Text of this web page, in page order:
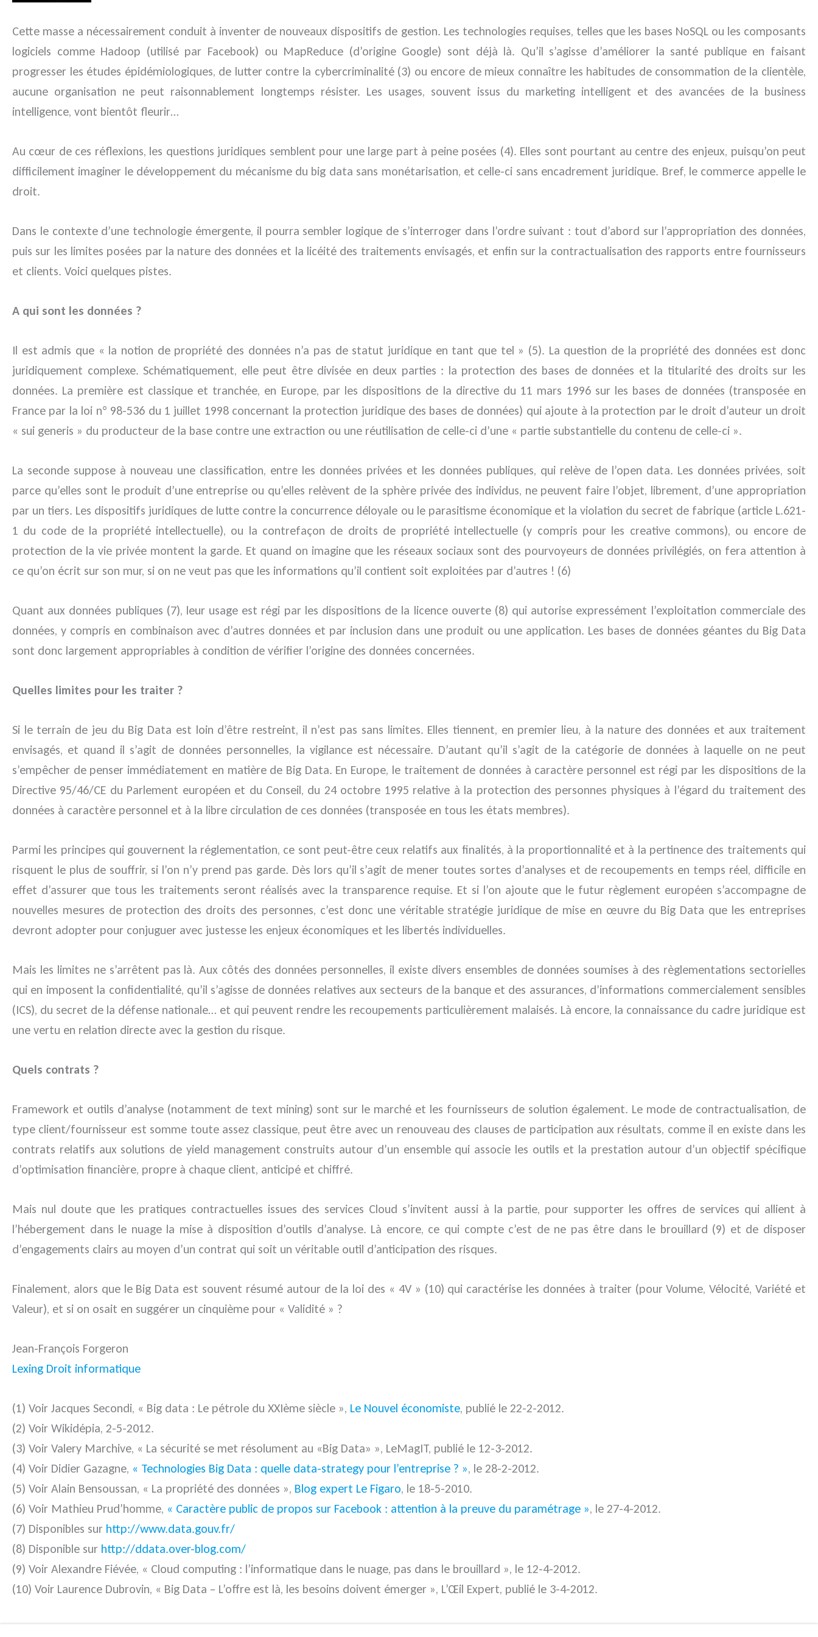
Cette masse a nécessairement conduit à inventer de nouveaux dispositifs de gestion. Les technologies requises, telles que les bases NoSQL ou les composants
logiciels comme Hadoop (utilisé par Facebook) ou MapReduce (d’origine Google) sont déjà là. Qu’il s’agisse d’améliorer la santé publique en faisant
progresser les études épidémiologiques, de lutter contre la cybercriminalité (3) ou encore de mieux connaître les habitudes de consommation de la clientèle,
aucune organisation ne peut raisonnablement longtemps résister. Les usages, souvent issus du marketing intelligent et des avancées de la business
intelligence, vont bientôt fleurir…
Au cœur de ces réflexions, les questions juridiques semblent pour une large part à peine posées (4). Elles sont pourtant au centre des enjeux, puisqu’on peut
difficilement imaginer le développement du mécanisme du big data sans monétarisation, et celle-ci sans encadrement juridique. Bref, le commerce appelle le
droit.
Dans le contexte d’une technologie émergente, il pourra sembler logique de s’interroger dans l’ordre suivant : tout d’abord sur l’appropriation des données,
puis sur les limites posées par la nature des données et la licéité des traitements envisagés, et enfin sur la contractualisation des rapports entre fournisseurs
et clients. Voici quelques pistes.
A qui sont les données ?
Il est admis que « la notion de propriété des données n’a pas de statut juridique en tant que tel » (5). La question de la propriété des données est donc
juridiquement complexe. Schématiquement, elle peut être divisée en deux parties : la protection des bases de données et la titularité des droits sur les
données. La première est classique et tranchée, en Europe, par les dispositions de la directive du 11 mars 1996 sur les bases de données (transposée en
France par la loi n° 98-536 du 1 juillet 1998 concernant la protection juridique des bases de données) qui ajoute à la protection par le droit d’auteur un droit
« sui generis » du producteur de la base contre une extraction ou une réutilisation de celle-ci d’une « partie substantielle du contenu de celle-ci ».
La seconde suppose à nouveau une classification, entre les données privées et les données publiques, qui relève de l’open data. Les données privées, soit
parce qu’elles sont le produit d’une entreprise ou qu’elles relèvent de la sphère privée des individus, ne peuvent faire l’objet, librement, d’une appropriation
par un tiers. Les dispositifs juridiques de lutte contre la concurrence déloyale ou le parasitisme économique et la violation du secret de fabrique (article L.621-
1 du code de la propriété intellectuelle), ou la contrefaçon de droits de propriété intellectuelle (y compris pour les creative commons), ou encore de
protection de la vie privée montent la garde. Et quand on imagine que les réseaux sociaux sont des pourvoyeurs de données privilégiés, on fera attention à
ce qu’on écrit sur son mur, si on ne veut pas que les informations qu’il contient soit exploitées par d’autres ! (6)
Quant aux données publiques (7), leur usage est régi par les dispositions de la licence ouverte (8) qui autorise expressément l’exploitation commerciale des
données, y compris en combinaison avec d’autres données et par inclusion dans une produit ou une application. Les bases de données géantes du Big Data
sont donc largement appropriables à condition de vérifier l’origine des données concernées.
Quelles limites pour les traiter ?
Si le terrain de jeu du Big Data est loin d’être restreint, il n’est pas sans limites. Elles tiennent, en premier lieu, à la nature des données et aux traitement
envisagés, et quand il s’agit de données personnelles, la vigilance est nécessaire. D’autant qu’il s’agit de la catégorie de données à laquelle on ne peut
s’empêcher de penser immédiatement en matière de Big Data. En Europe, le traitement de données à caractère personnel est régi par les dispositions de la
Directive 95/46/CE du Parlement européen et du Conseil, du 24 octobre 1995 relative à la protection des personnes physiques à l’égard du traitement des
données à caractère personnel et à la libre circulation de ces données (transposée en tous les états membres).
Parmi les principes qui gouvernent la réglementation, ce sont peut-être ceux relatifs aux finalités, à la proportionnalité et à la pertinence des traitements qui
risquent le plus de souffrir, si l’on n’y prend pas garde. Dès lors qu’il s’agit de mener toutes sortes d’analyses et de recoupements en temps réel, difficile en
effet d’assurer que tous les traitements seront réalisés avec la transparence requise. Et si l’on ajoute que le futur règlement européen s’accompagne de
nouvelles mesures de protection des droits des personnes, c’est donc une véritable stratégie juridique de mise en œuvre du Big Data que les entreprises
devront adopter pour conjuguer avec justesse les enjeux économiques et les libertés individuelles.
Mais les limites ne s’arrêtent pas là. Aux côtés des données personnelles, il existe divers ensembles de données soumises à des règlementations sectorielles
qui en imposent la confidentialité, qu’il s’agisse de données relatives aux secteurs de la banque et des assurances, d’informations commercialement sensibles
(ICS), du secret de la défense nationale… et qui peuvent rendre les recoupements particulièrement malaisés. Là encore, la connaissance du cadre juridique est
une vertu en relation directe avec la gestion du risque.
Quels contrats ?
Framework et outils d’analyse (notamment de text mining) sont sur le marché et les fournisseurs de solution également. Le mode de contractualisation, de
type client/fournisseur est somme toute assez classique, peut être avec un renouveau des clauses de participation aux résultats, comme il en existe dans les
contrats relatifs aux solutions de yield management construits autour d’un ensemble qui associe les outils et la prestation autour d’un objectif spécifique
d’optimisation financière, propre à chaque client, anticipé et chiffré.
Mais nul doute que les pratiques contractuelles issues des services Cloud s’invitent aussi à la partie, pour supporter les offres de services qui allient à
l’hébergement dans le nuage la mise à disposition d’outils d’analyse. Là encore, ce qui compte c’est de ne pas être dans le brouillard (9) et de disposer
d’engagements clairs au moyen d’un contrat qui soit un véritable outil d’anticipation des risques.
Finalement, alors que le Big Data est souvent résumé autour de la loi des « 4V » (10) qui caractérise les données à traiter (pour Volume, Vélocité, Variété et
Valeur), et si on osait en suggérer un cinquième pour « Validité » ?
Jean-François Forgeron
Lexing Droit informatique
(1) Voir Jacques Secondi, « Big data : Le pétrole du XXIème siècle », Le Nouvel économiste, publié le 22-2-2012.
(2) Voir Wikidépia, 2-5-2012.
(3) Voir Valery Marchive, « La sécurité se met résolument au «Big Data» », LeMagIT, publié le 12-3-2012.
(4) Voir Didier Gazagne, « Technologies Big Data : quelle data-strategy pour l’entreprise ? », le 28-2-2012.
(5) Voir Alain Bensoussan, « La propriété des données », Blog expert Le Figaro, le 18-5-2010.
(6) Voir Mathieu Prud’homme, « Caractère public de propos sur Facebook : attention à la preuve du paramétrage », le 27-4-2012.
(7) Disponibles sur http://www.data.gouv.fr/
(8) Disponible sur http://ddata.over-blog.com/
(9) Voir Alexandre Fiévée, « Cloud computing : l’informatique dans le nuage, pas dans le brouillard », le 12-4-2012.
(10) Voir Laurence Dubrovin, « Big Data – L’offre est là, les besoins doivent émerger », L’Œil Expert, publié le 3-4-2012.